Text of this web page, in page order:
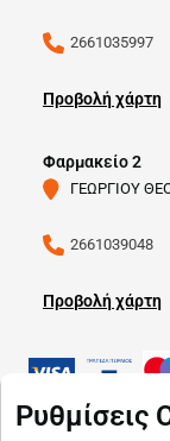
2661035997
Προβολή χάρτη
Φαρμακείο 2
ΓΕΩΡΓΙΟΥ
2661039048
Προβολή χάρτη
Ρυθμίσεις